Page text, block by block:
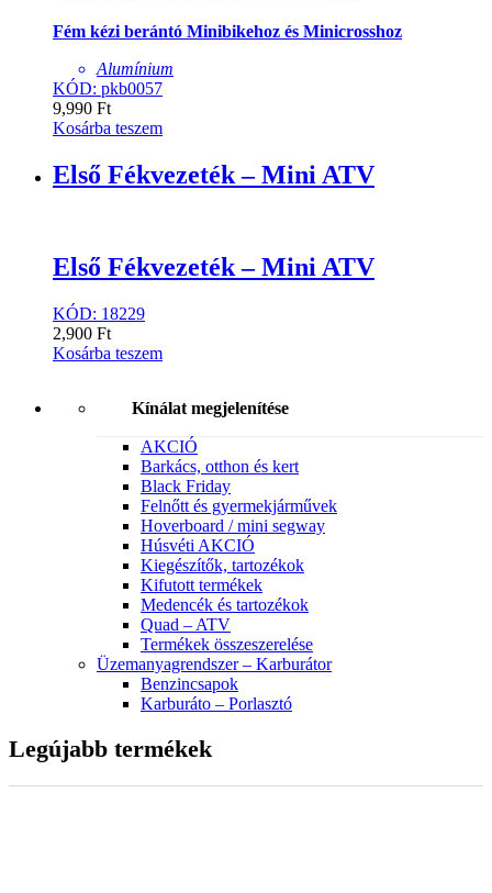
Fém kézi berántó Minibikehoz és Minicrosshoz
Alumínium
KÓD: pkb0057
9,990 Ft
Kosárba teszem
Első Fékvezeték – Mini ATV
Első Fékvezeték – Mini ATV
KÓD: 18229
2,900 Ft
Kosárba teszem
Kínálat megjelenítése
AKCIÓ
Barkács, otthon és kert
Black Friday
Felnőtt és gyermekjárművek
Hoverboard / mini segway
Húsvéti AKCIÓ
Kiegészítők, tartozékok
Kifutott termékek
Medencék és tartozékok
Quad – ATV
Termékek összeszerelése
Üzemanyagrendszer – Karburátor
Benzincsapok
Karburáto – Porlasztó
Legújabb termékek